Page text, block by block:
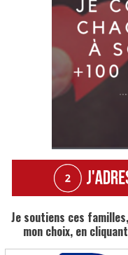
Je soutiens ces
mon choix, en